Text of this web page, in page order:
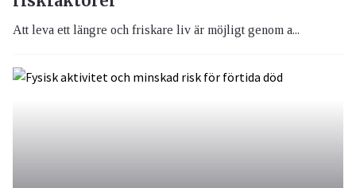
Att leva ett längre och friskare liv är möjligt genom a...